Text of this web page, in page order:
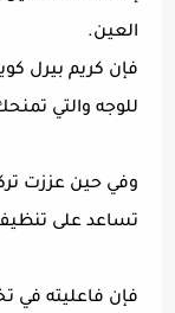
العين.
فإن كريم بيرل
للوجه والتي
وفي حين عززت
تساعد على
فإن فاعليته في